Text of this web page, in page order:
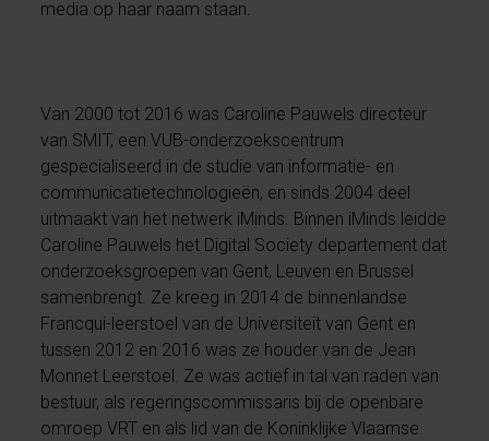
media op haar naam staan.
Van 2000 tot 2016 was Caroline Pauwels directeur
van SMIT, een VUB-onderzoekscentrum
gespecialiseerd in de studie van informatie- en
communicatietechnologieën, en sinds 2004 deel
uitmaakt van het netwerk iMinds. Binnen iMinds leidde
Caroline Pauwels het Digital Society departement dat
onderzoeksgroepen van Gent, Leuven en Brussel
samenbrengt. Ze kreeg in 2014 de binnenlandse
Francqui-leerstoel van de Universiteit van Gent en
tussen 2012 en 2016 was ze houder van de Jean
Monnet Leerstoel. Ze was actief in tal van raden van
bestuur, als regeringscommissaris bij de openbare
omroep VRT en als lid van de Koninklijke Vlaamse